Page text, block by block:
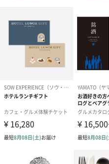
メッセージカード（通常・
誕生日や結婚祝い・出産祝い
ードを同梱します。
メッセージカードや封筒のデ